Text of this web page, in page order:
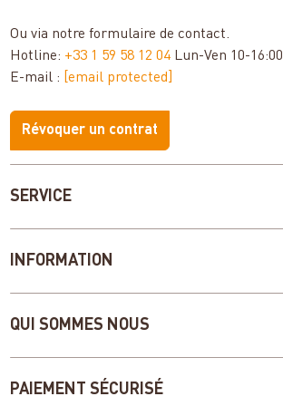
SERVICE
INFORMATION
QUI SOMMES NOUS
Ou via notreformulaire de contact.
Hotline: +33 1 59 58 12 04 Lun-Ven 10-16:00
E-mail :
[email protected]
Révoquer un contrat
PAIEMENT SÉCURISÉ